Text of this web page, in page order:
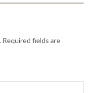
Required fields are